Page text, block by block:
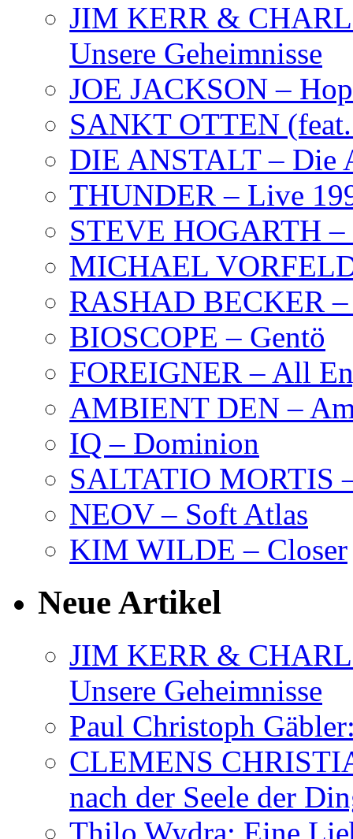
JIM KERR &
Unsere Geheimnisse
JOE JACKSON –
SANKT OTTEN
DIE ANSTALT – Die
THUNDER – Live
STEVE HOGARTH –
MICHAEL
RASHAD BECKER
BIOSCOPE – Gentö
FOREIGNER – All
AMBIENT DEN –
IQ – Dominion
SALTATIO MORTIS
NEOV – Soft Atlas
KIM WILDE – Closer
Neue Artikel
JIM KERR &
Unsere Geheimnisse
Paul Christoph
CLEMENS
nach der Seele der